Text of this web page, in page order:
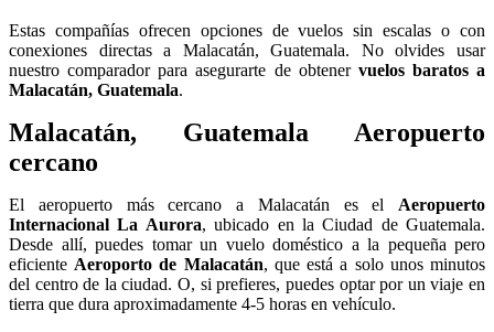
Estas compañías ofrecen opciones de vuelos sin escalas o con
conexiones directas a Malacatán, Guatemala. No olvides usar
nuestro comparador para asegurarte de obtener vuelos baratos a
Malacatán, Guatemala.
Malacatán, Guatemala Aeropuerto
cercano
El aeropuerto más cercano a Malacatán es el Aeropuerto
Internacional La Aurora, ubicado en la Ciudad de Guatemala.
Desde allí, puedes tomar un vuelo doméstico a la pequeña pero
eficiente Aeroporto de Malacatán, que está a solo unos minutos
del centro de la ciudad. O, si prefieres, puedes optar por un viaje en
tierra que dura aproximadamente 4-5 horas en vehículo.